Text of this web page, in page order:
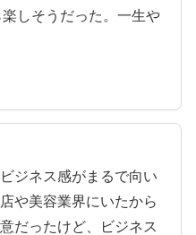
しそうだった。一生や
ジネス感がまるで向い
や美容業界にいたから
だったけど、ビジネス